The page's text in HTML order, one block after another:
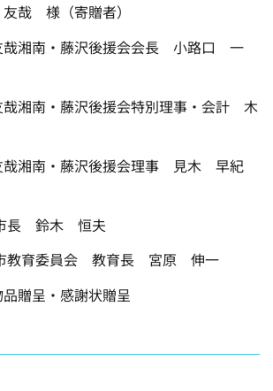
様（寄贈者）
・藤沢後援会会長 小路口 一
・藤沢後援会特別理事・会計 木
・藤沢後援会理事 見木 早紀
長 鈴木 恒夫
員会 教育長 宮原 伸一
呈・感謝状贈呈